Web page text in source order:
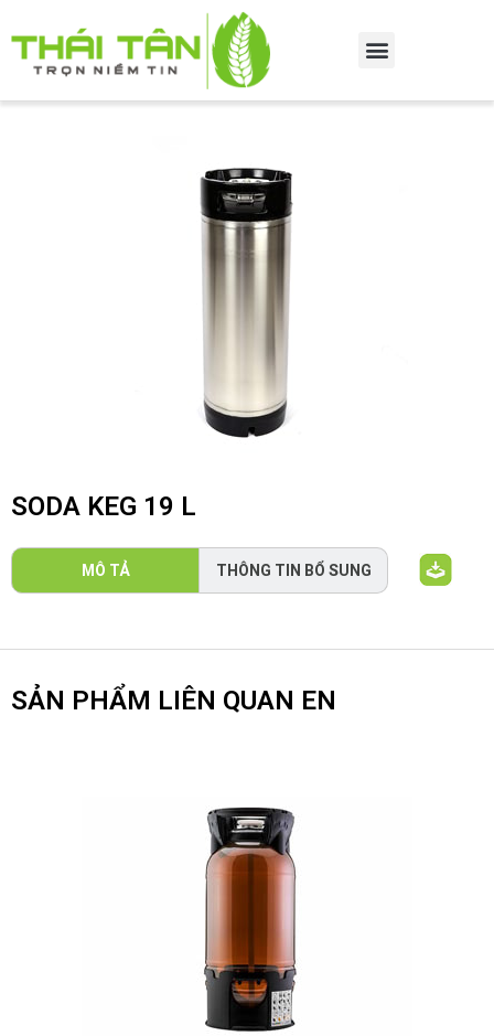
SODA KEG 19 L
MÔ TẢ THÔNG TIN BỔ SUNG
SẢN PHẨM LIÊN QUAN EN